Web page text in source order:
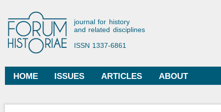
Forum Historiae
journal for history
and related disciplines
ISSN 1337-6861
Main menu
HOME ISSUES ARTICLES ABOUT